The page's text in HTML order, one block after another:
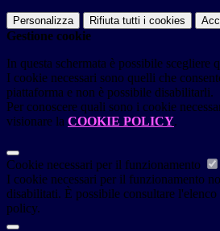
Personalizza Rifiuta tutti i cookies
Gestione cookie
In questa schermata è possibile scegliere
I cookie necessari sono quelli che
piattaforma e non è possibile disabilitarli.
Per conoscere quali sono i cookie
visionare la COOKIE POLICY.
Cookie necessari per il funzionamento
I cookie necessari per il funzionamento
disabilitati. È possibile consultare
policy.